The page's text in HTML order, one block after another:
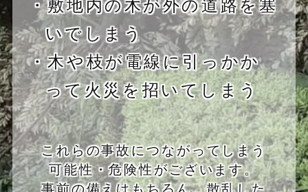
いでしまう
・木や枝が電線に引っかか
って火災を招いてしまう
これらの事故につながってしまう
可能性・危険性がございます。
事前の備えはもちろん、散乱した